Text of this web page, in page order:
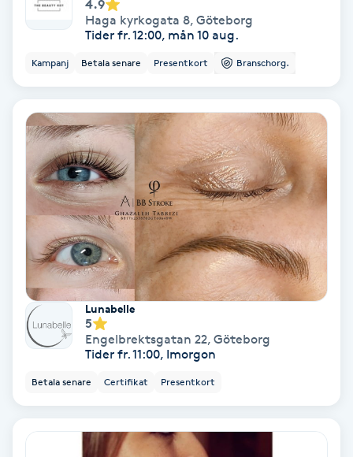
Celluliter
Coachning
Color correction
Cryoterapi
Damklippning
Dermapen
Diamantslipning
4.9
Haga kyrkogata 8, Göteborg
Tider fr. 12:00, mån 10 aug.
Kampanj Betala senare Presentkort Branschorg.
Lunabelle
5
Engelbrektsgatan 22, Göteborg
Tider fr. 11:00, Imorgon
Betala senare Certifikat Presentkort